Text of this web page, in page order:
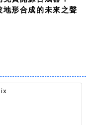
形合成的未來之聲